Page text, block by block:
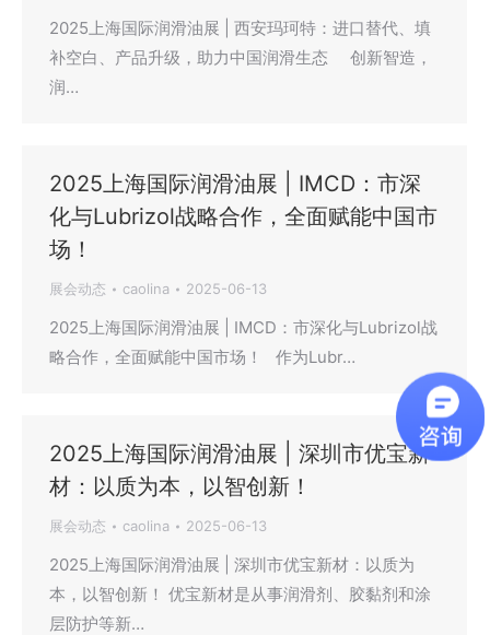
2025上海国际润滑油展 | 西安玛珂特：进口替代、填
补空白、产品升级，助力中国润滑生态 创新智造，
润…
2025上海国际润滑油展 | IMCD：市深
化与Lubrizol战略合作，全面赋能中国市
场！
展会动态 caolina 2025-06-13
2025上海国际润滑油展 | IMCD：市深化与Lubrizol战
略合作，全面赋能中国市场！ 作为Lubr…
2025上海国际润滑油展 | 深圳市优宝新
材：以质为本，以智创新！
展会动态 caolina 2025-06-13
2025上海国际润滑油展 | 深圳市优宝新材：以质为
本，以智创新！ 优宝新材是从事润滑剂、胶黏剂和涂
层防护等新…